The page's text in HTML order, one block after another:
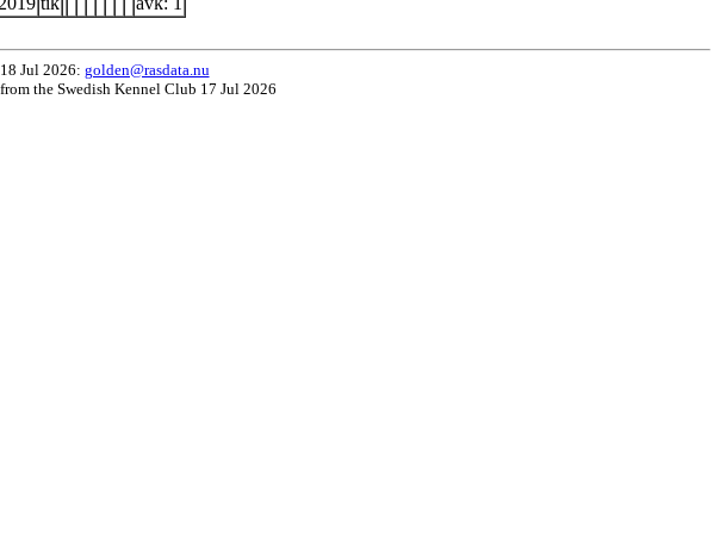
Jul 2026: golden@rasdata.nu
the Swedish Kennel Club 17 Jul 2026